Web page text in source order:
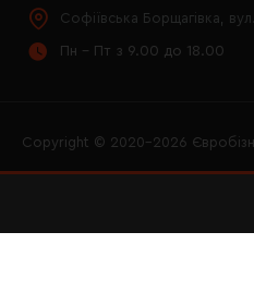
Софіївська Борщагівка,
Пн - Пт з 9.00 до 18.00
Copyright © 2020–2026
LOGO ЄВРОБІЗНЕС